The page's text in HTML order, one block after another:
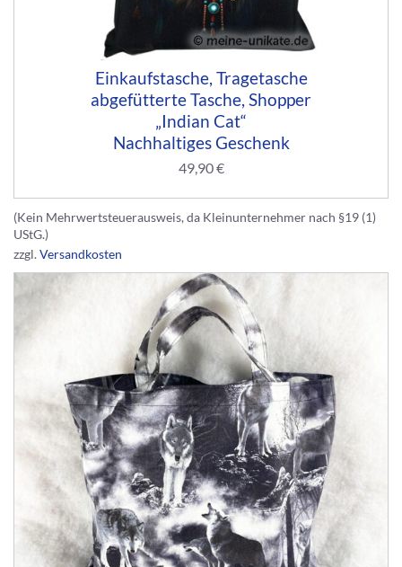
Einkaufstasche, Tragetasche
abgefütterte Tasche, Shopper
„Indian Cat“
Nachhaltiges Geschenk
49,90€
(Kein Mehrwertsteuerausweis, da Kleinunternehmer nach §19 (1)
UStG.)
zzgl.Versandkosten